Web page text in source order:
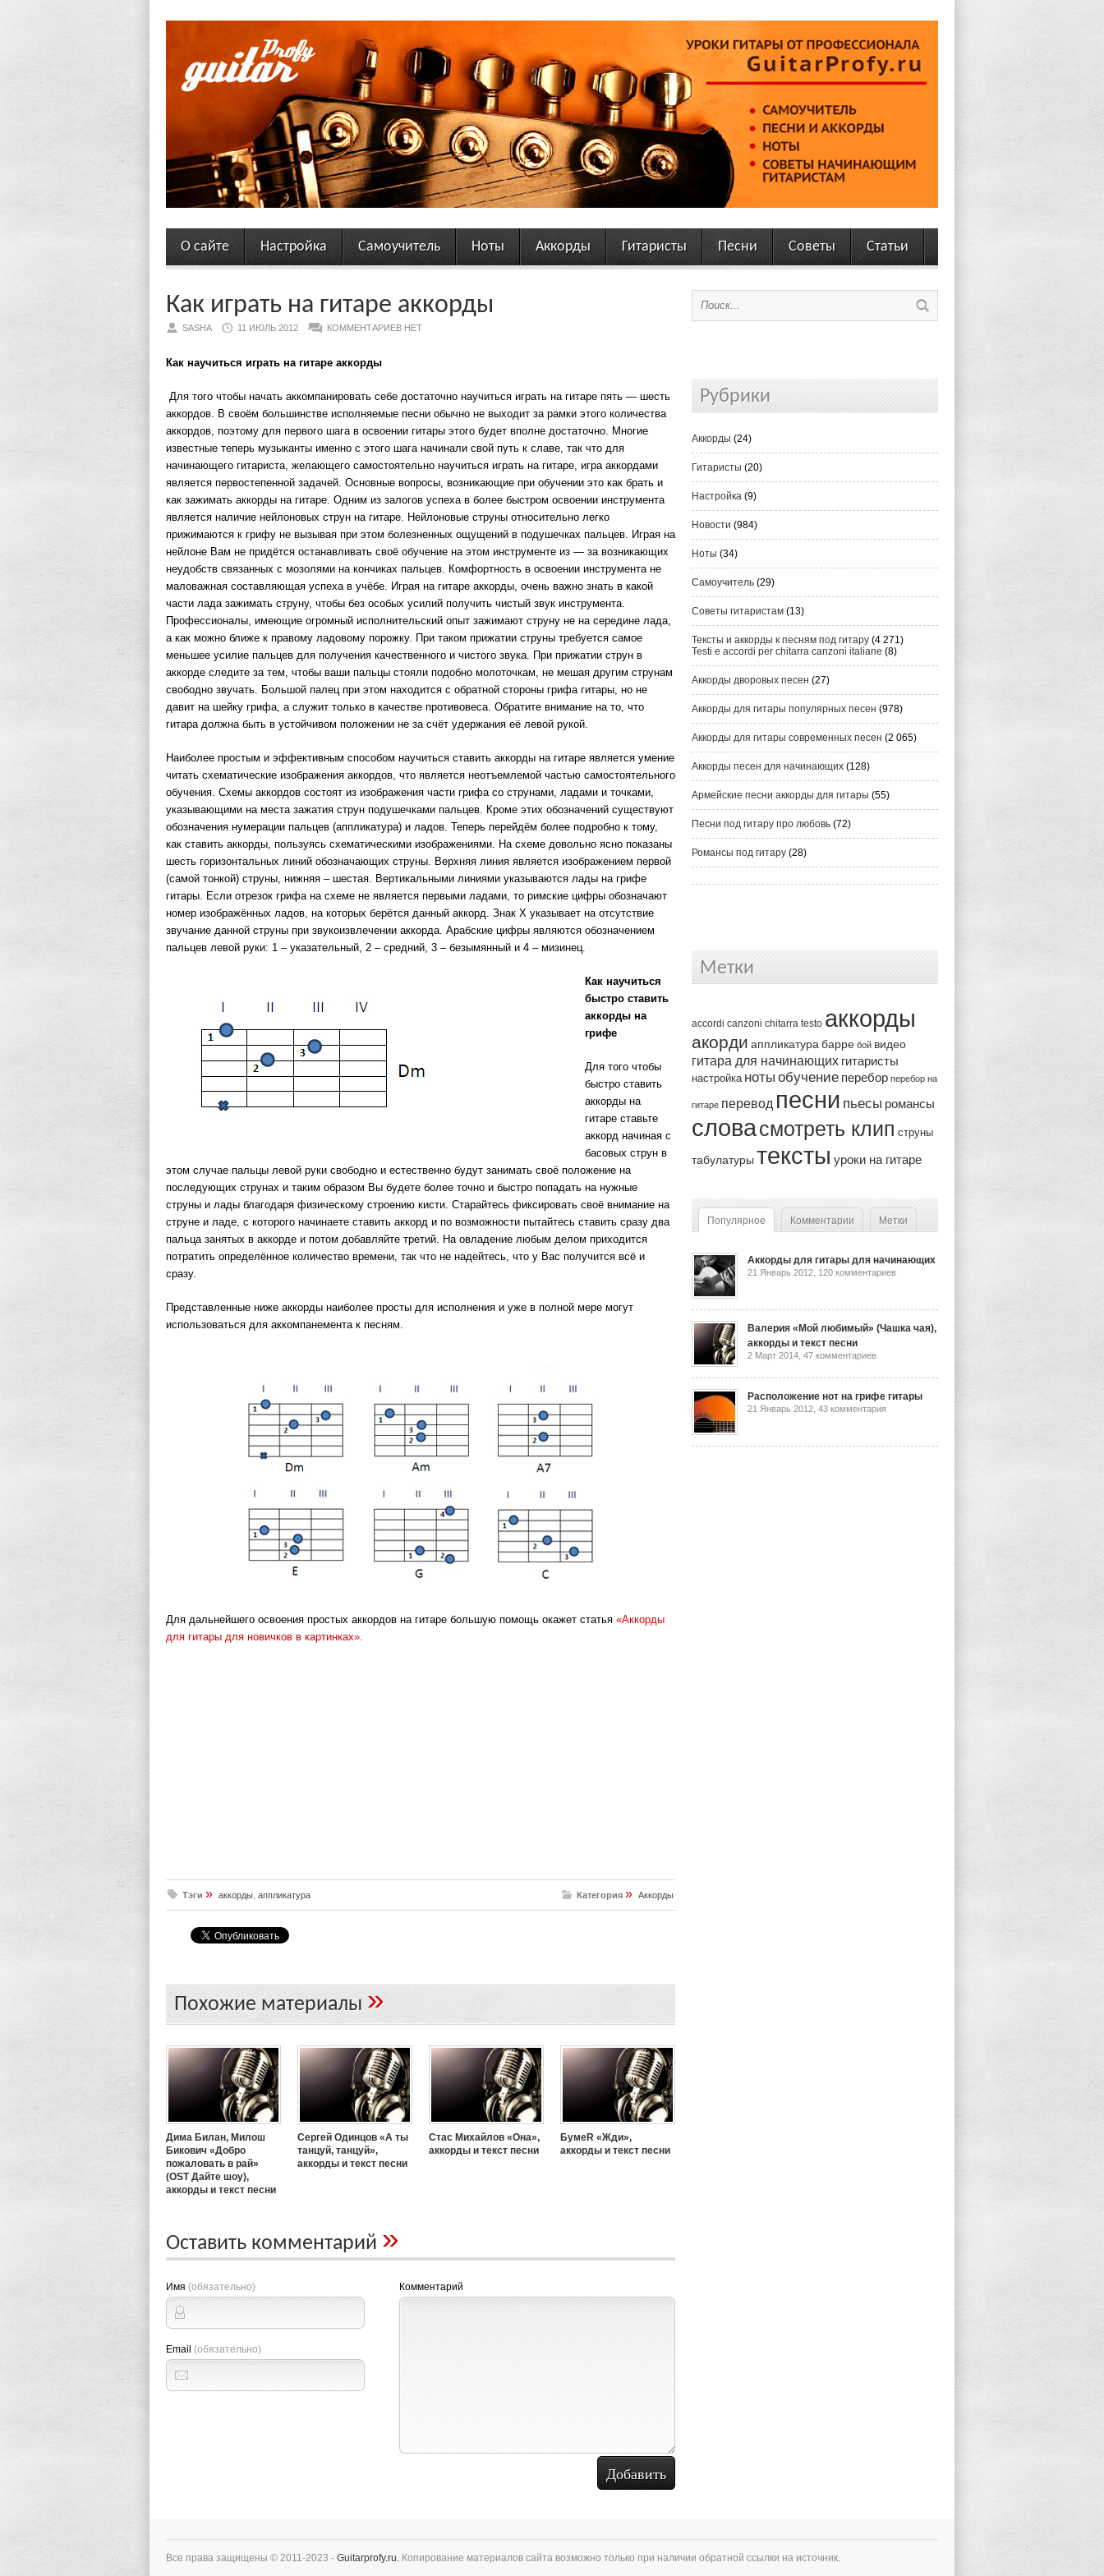
О сайте Настройка Самоучитель Ноты Аккорды Гитаристы Песни Советы Статьи
Как играть на гитаре аккорды
SASHA 11 ИЮЛЬ 2012 КОММЕНТАРИЕВ НЕТ
Как научиться играть на гитаре аккорды
Для того чтобы начать аккомпанировать себе достаточно научиться играть на гитаре пять — шесть
аккордов. В своём большинстве исполняемые песни обычно не выходит за рамки этого количества
аккордов, поэтому для первого шага в освоении гитары этого будет вполне достаточно. Многие
известные теперь музыканты именно с этого шага начинали свой путь к славе, так что для
начинающего гитариста, желающего самостоятельно научиться играть на гитаре, игра аккордами
является первостепенной задачей. Основные вопросы, возникающие при обучении это как брать и
как зажимать аккорды на гитаре. Одним из залогов успеха в более быстром освоении инструмента
является наличие нейлоновых струн на гитаре. Нейлоновые струны относительно легко
прижимаются к грифу не вызывая при этом болезненных ощущений в подушечках пальцев. Играя на
нейлоне Вам не придётся останавливать своё обучение на этом инструменте из — за возникающих
неудобств связанных с мозолями на кончиках пальцев. Комфортность в освоении инструмента не
маловажная составляющая успеха в учёбе. Играя на гитаре аккорды, очень важно знать в какой
части лада зажимать струну, чтобы без особых усилий получить чистый звук инструмента.
Профессионалы, имеющие огромный исполнительский опыт зажимают струну не на середине лада,
а как можно ближе к правому ладовому порожку. При таком прижатии струны требуется самое
меньшее усилие пальцев для получения качественного и чистого звука. При прижатии струн в
аккорде следите за тем, чтобы ваши пальцы стояли подобно молоточкам, не мешая другим струнам
свободно звучать. Большой палец при этом находится с обратной стороны грифа гитары, но не
давит на шейку грифа, а служит только в качестве противовеса. Обратите внимание на то, что
гитара должна быть в устойчивом положении не за счёт удержания её левой рукой.
Наиболее простым и эффективным способом научиться ставить аккорды на гитаре является умение
читать схематические изображения аккордов, что является неотъемлемой частью самостоятельного
обучения. Схемы аккордов состоят из изображения части грифа со струнами, ладами и точками,
указывающими на места зажатия струн подушечками пальцев. Кроме этих обозначений существуют
обозначения нумерации пальцев (аппликатура) и ладов. Теперь перейдём более подробно к тому,
как ставить аккорды, пользуясь схематическими изображениями. На схеме довольно ясно показаны
шесть горизонтальных линий обозначающих струны. Верхняя линия является изображением первой
(самой тонкой) струны, нижняя – шестая. Вертикальными линиями указываются лады на грифе
гитары. Если отрезок грифа на схеме не является первыми ладами, то римские цифры обозначают
номер изображённых ладов, на которых берётся данный аккорд. Знак Х указывает на отсутствие
звучание данной струны при звукоизвлечении аккорда. Арабские цифры являются обозначением
пальцев левой руки: 1 – указательный, 2 – средний, 3 – безымянный и 4 – мизинец.
Как научиться
быстро ставить
аккорды на
грифе
Для того чтобы
быстро ставить
аккорды на
гитаре ставьте
аккорд начиная с
басовых струн в
этом случае пальцы левой руки свободно и естественно будут занимать своё положение на
последующих струнах и таким образом Вы будете более точно и быстро попадать на нужные
струны и лады благодаря физическому строению кисти. Старайтесь фиксировать своё внимание на
струне и ладе, с которого начинаете ставить аккорд и по возможности пытайтесь ставить сразу два
пальца занятых в аккорде и потом добавляйте третий. На овладение любым делом приходится
потратить определённое количество времени, так что не надейтесь, что у Вас получится всё и
сразу.
Представленные ниже аккорды наиболее просты для исполнения и уже в полной мере могут
использоваться для аккомпанемента к песням.
Для дальнейшего освоения простых аккордов на гитаре большую помощь окажет статья «Аккорды
для гитары для новичков в картинках».
Тэги » аккорды аппликатура Категория » Аккорды
Похожие материалы»
Дима Билан, Милош
Бикович «Добро
пожаловать в рай»
(OST Дайте шоу),
аккорды и текст песни
Сергей Одинцов «А ты
танцуй, танцуй»,
аккорды и текст песни
Стас Михайлов «Она»,
аккорды и текст песни
БумеR «Жди»,
аккорды и текст песни
Оставить комментарий »
Имя (обязательно)
Email (обязательно)
Комментарий
Рубрики
Аккорды (24)
Гитаристы (20)
Настройка (9)
Новости (984)
Ноты (34)
Самоучитель (29)
Советы гитаристам (13)
Тексты и аккорды к песням под гитару (4 271)
Testi e accordi per chitarra canzoni italiane (8)
Аккорды дворовых песен (27)
Аккорды для гитары популярных песен (978)
Аккорды для гитары современных песен (2 065)
Аккорды песен для начинающих (128)
Армейские песни аккорды для гитары (55)
Песни под гитару про любовь (72)
Романсы под гитару (28)
Метки
accordi canzoni chitarra testo аккорды
акорди аппликатура барре бой видео
гитара для начинающих гитаристы
настройка ноты обучение перебор перебор на
гитаре перевод песни пьесы романсы
словасмотреть клип струны
табулатуры тексты уроки на гитаре
Популярное Комментарии Метки
Аккорды для гитары для начинающих
21 Январь 2012, 120 комментариев
Валерия «Мой любимый» (Чашка чая),
аккорды и текст песни
2 Март 2014, 47 комментариев
Расположение нот на грифе гитары
21 Январь 2012, 43 комментария
Все права защищены © 2011-2023 - Guitarprofy.ru. Копирование материалов сайта возможно только при наличии обратной ссылки на источник.